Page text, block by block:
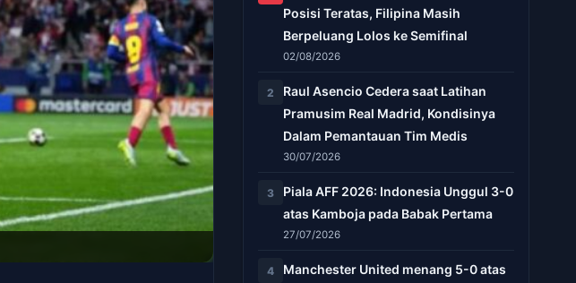
Posisi Teratas, Filipina Masih
Berpeluang Lolos ke Semifinal
02/08/2026
2
Raul Asencio Cedera saat Latihan
Pramusim Real Madrid, Kondisinya
Dalam Pemantauan Tim Medis
30/07/2026
3
Piala AFF 2026: Indonesia Unggul 3-0
atas Kamboja pada Babak Pertama
27/07/2026
4
Manchester United menang 5-0 atas